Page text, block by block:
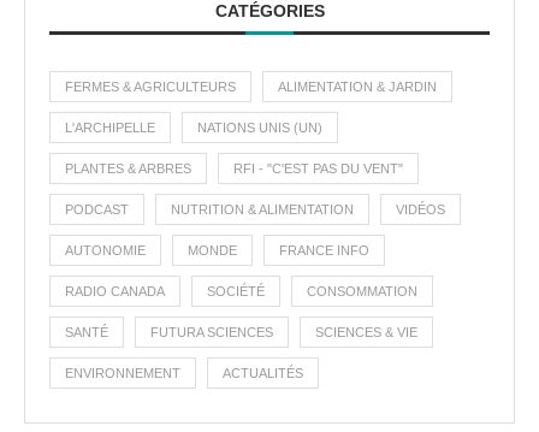
CATÉGORIES
FERMES & AGRICULTEURS ALIMENTATION & JARDIN
L'ARCHIPELLE NATIONS UNIS (UN)
PLANTES & ARBRES RFI - "C'EST PAS DU VENT"
PODCAST NUTRITION & ALIMENTATION VIDÉOS
AUTONOMIE MONDE FRANCE INFO
RADIO CANADA SOCIÉTÉ CONSOMMATION
SANTÉ FUTURA SCIENCES SCIENCES & VIE
ENVIRONNEMENT ACTUALITÉS